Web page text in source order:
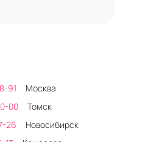
91
Москва
00
Томск
26
Новосибирск